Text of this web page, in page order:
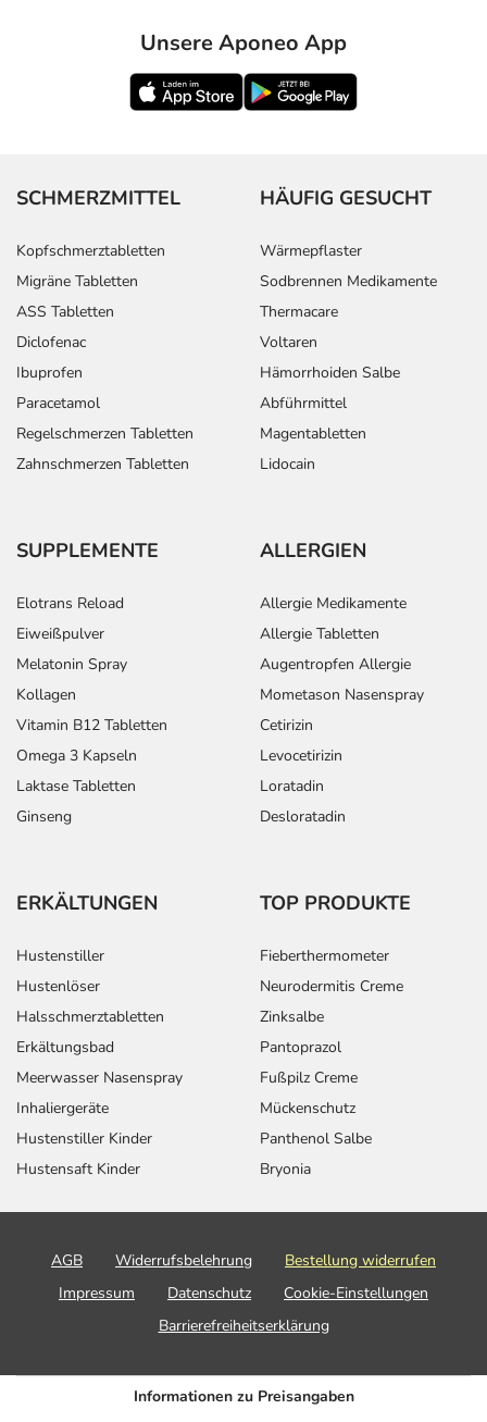
Unsere Aponeo App
SCHMERZMITTEL
Kopfschmerztabletten
Migräne Tabletten
ASS Tabletten
Diclofenac
Ibuprofen
Paracetamol
Regelschmerzen Tabletten
Zahnschmerzen Tabletten
HÄUFIG GESUCHT
Wärmepflaster
Sodbrennen Medikamente
Thermacare
Voltaren
Hämorrhoiden Salbe
Abführmittel
Magentabletten
Lidocain
SUPPLEMENTE
Elotrans Reload
Eiweißpulver
Melatonin Spray
Kollagen
Vitamin B12 Tabletten
Omega 3 Kapseln
Laktase Tabletten
Ginseng
ALLERGIEN
Allergie Medikamente
Allergie Tabletten
Augentropfen Allergie
Mometason Nasenspray
Cetirizin
Levocetirizin
Loratadin
Desloratadin
ERKÄLTUNGEN
Hustenstiller
Hustenlöser
Halsschmerztabletten
Erkältungsbad
Meerwasser Nasenspray
Inhaliergeräte
Hustenstiller Kinder
Hustensaft Kinder
TOP PRODUKTE
Fieberthermometer
Neurodermitis Creme
Zinksalbe
Pantoprazol
Fußpilz Creme
Mückenschutz
Panthenol Salbe
Bryonia
AGB Widerrufsbelehrung
Bestellung widerrufen
Impressum
Datenschutz
Cookie-Einstellungen
Barrierefreiheitserklärung
Informationen zu Preisangaben